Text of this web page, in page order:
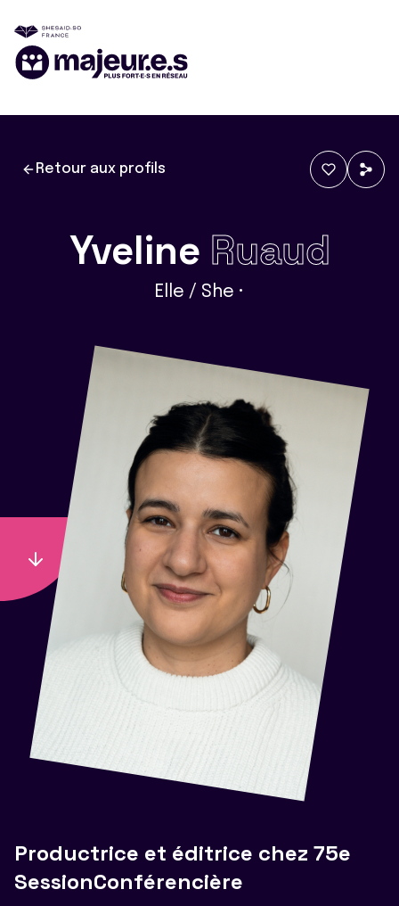
Retour aux profils
Yveline Ruaud
Elle / She •
Productrice et éditrice chez 75e
SessionConférencière